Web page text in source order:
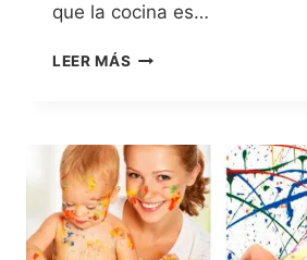
que la cocina es…
LEER MÁS